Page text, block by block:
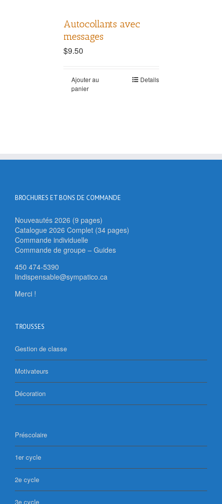
Autocollants avec
messages
$9.50
Ajouter au
panier
Details
BROCHURES ET BONS DE COMMANDE
Nouveautés 2026 (9 pages)
Catalogue 2026 Complet (34 pages)
Commande individuelle
Commande de groupe – Guides
450 474-5390
lindispensable@sympatico.ca
Merci !
TROUSSES
Gestion de classe
Motivateurs
Décoration
Préscolaire
1er cycle
2e cycle
3e cycle